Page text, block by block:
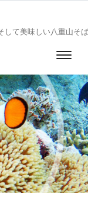
て美味しい八重山そ